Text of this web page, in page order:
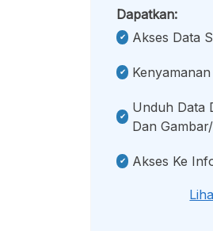
Dapatkan:
Akses Data
Unduh Data
Dan
Akses Ke